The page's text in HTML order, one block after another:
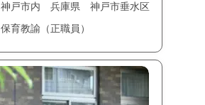
神戸市内 兵庫県
神戸市垂水区
保育教諭（正職員）